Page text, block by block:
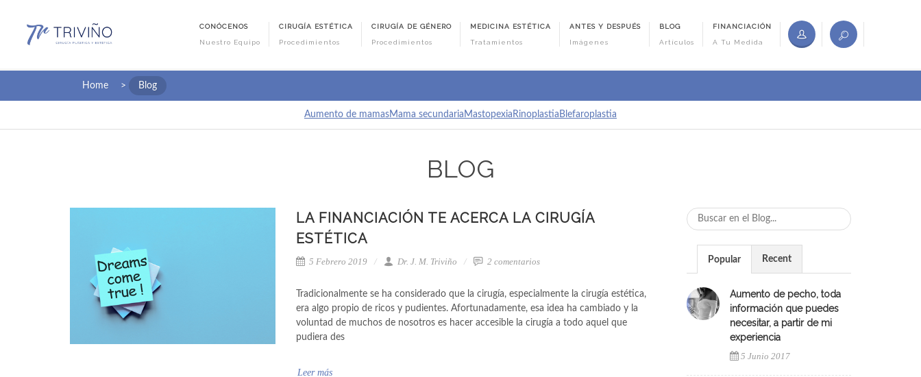
CONÓCENOS
Nuestro Equipo
CIRUGÍA ESTÉTICA
Procedimientos
CIRUGÍA DE GÉNERO
Procedimientos
MEDICINA ESTÉTICA
Tratamientos
ANTES Y DESPUÉS
Imágenes
BLOG
Artículos
FINANCIACIÓN
A Tu Medida
Home > Blog
Aumento de mamasMama secundaria Mastopexia Rinoplastia Blefaroplastia
BLOG
LA FINANCIACIÓN TE ACERCA LA CIRUGÍA
ESTÉTICA
5 Febrero 2019 Dr. J. M. Triviño 2 comentarios
Tradicionalmente se ha considerado que la cirugía, especialmente la cirugía estética,
era algo propio de ricos y pudientes. Afortunadamente, esa idea ha cambiado y la
voluntad de muchos de nosotros es hacer accesible la cirugía a todo aquel que
pudiera des
Leer más
Popular Recent
Aumento de pecho, toda
información que puedes
necesitar, a partir de mi
experiencia
5 Junio 2017